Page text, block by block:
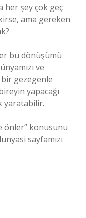
her şey çok geç
ama gereken
bu dönüşümü
ve
gezegenle
yapacağı
yaratabilir.
önler” konusunu
sayfamızı